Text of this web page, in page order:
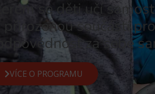
se děti učí
přirozenou součástí
za sebe
VÍCE O PROGRAMU